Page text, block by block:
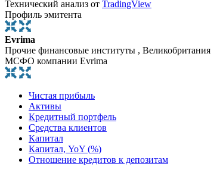
Технический анализ от TradingView
Профиль эмитента
Evrima
Прочие финансовые институты , Великобритания
МСФО компании Evrima
Чистая прибыль
Активы
Кредитный портфель
Средства клиентов
Капитал
Капитал, YoY (%)
Отношение кредитов к депозитам